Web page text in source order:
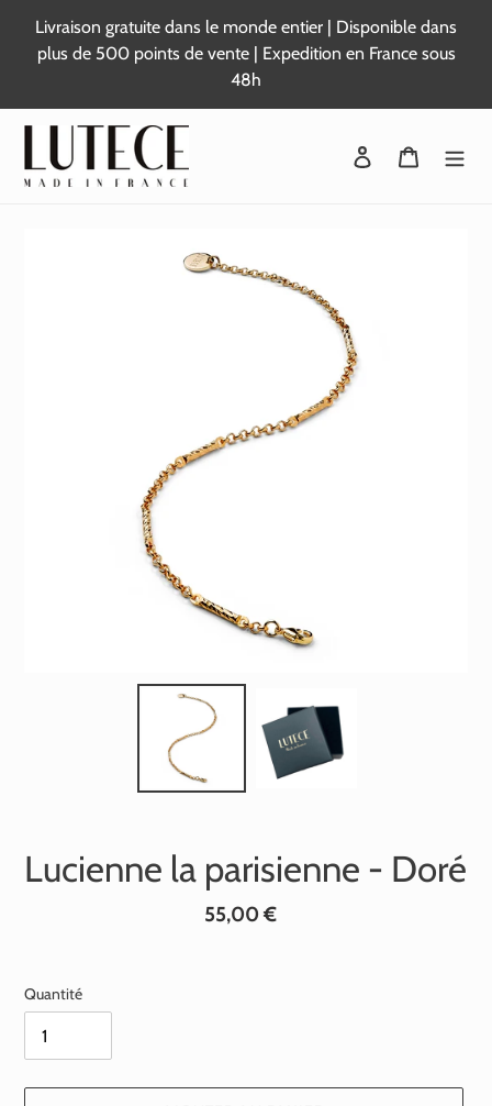
contenu
Livraison gratuite dans le monde entier | Disponible dans
plus de 500 points de vente | Expedition en France sous
48h
Se connecter
Panier
Lucienne la parisienne - Doré
Prix
55,00 €
Quantité